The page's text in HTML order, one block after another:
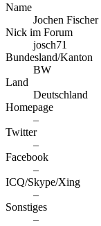
Name
Jochen Fischer
Nick im Forum
josch71
Bundesland/Kanton
BW
Land
Deutschland
Homepage
–
Twitter
–
Facebook
–
ICQ/Skype/Xing
–
Sonstiges
–